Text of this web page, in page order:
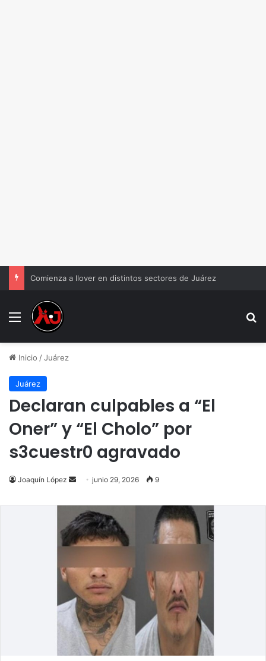
Comienza a llover en distintos sectores de Juárez
Menu
Inicio /Juárez
Juárez
Declaran culpables a “El
Oner” y “El Cholo” por
s3cuestr0 agravado
Joaquín López
Send
email
junio 29, 2026 9